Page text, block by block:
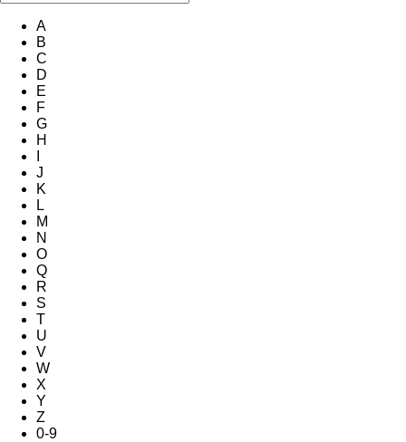
A
B
C
D
E
F
G
H
J
K
L
M
N
O
Q
R
S
T
U
V
W
X
Y
Z
0-9